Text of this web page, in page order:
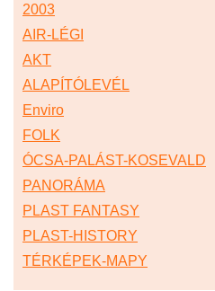
2003
AIR-LÉGI
AKT
ALAPÍTÓLEVÉL
Enviro
FOLK
ÓCSA-PALÁST-KOSEVALD
PANORÁMA
PLAST FANTASY
PLAST-HISTORY
TÉRKÉPEK-MAPY